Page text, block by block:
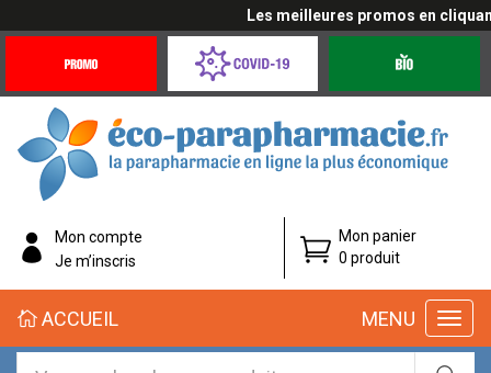
Les meilleures promos en cliquant
Offres
Coronavirus
éco-
parapharmacie.fr
éco-
parapharmacie.fr
Mon compte
Je m’inscris
Mon panier
0 produit
MENU
ACCUEIL